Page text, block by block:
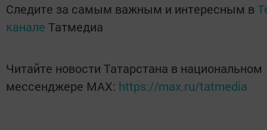
Следите за самым важным и интересным в
канале Татмедиа
Читайте новости Татарстана в национальном
мессенджере MАХ: https://max.ru/tatmedia